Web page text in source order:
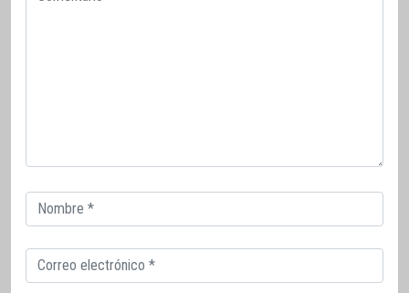
Correo
electrónico
Correo
electrónico